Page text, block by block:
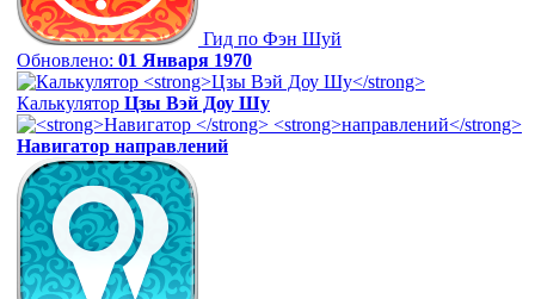
Гид по Фэн Шуй
Обновлено: 01 Января 1970
Калькулятор Цзы Вэй Доу Шу
Навигатор направлений